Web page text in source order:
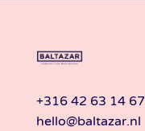
+316 42 63 14 67
hello@baltazar.nl